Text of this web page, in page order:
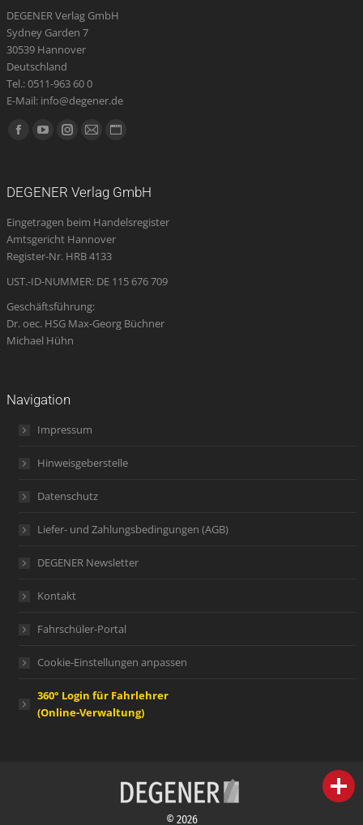
DEGENER Verlag GmbH
Sydney Garden 7
30539 Hannover
Deutschland
Tel.: 0511-963 60 0
E-Mail: info@degener.de
Finden Sie uns auf:
Facebook
new
window
YouTube
new
window
Instagram
new
window
E-
opens
in
new
Website
new
DEGENER Verlag GmbH
Eingetragen beim Handelsregister
Amtsgericht Hannover
Register-Nr. HRB 4133
UST.-ID-NUMMER: DE 115 676 709
Geschäftsführung:
Dr. oec. HSG Max-Georg Büchner
Michael Hühn
Navigation
Impressum
Hinweisgeberstelle
Datenschutz
Liefer- und Zahlungsbedingungen (AGB)
DEGENER Newsletter
Kontakt
Fahrschüler-Portal
Cookie-Einstellungen anpassen
360° Login für Fahrlehrer
(Online-Verwaltung)
© 2026
person IHR FACHBERATER
campaign